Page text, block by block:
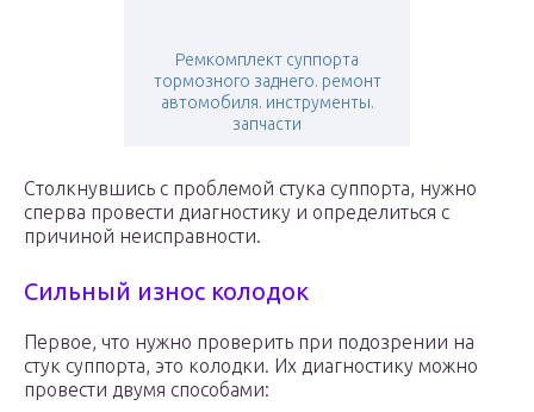
Ремкомплект суппорта
тормозного заднего. ремонт
автомобиля. инструменты.
запчасти
Столкнувшись с проблемой стука суппорта, нужно
сперва провести диагностику и определиться с
причиной неисправности.
Сильный износ колодок
Первое, что нужно проверить при подозрении на
стук суппорта, это колодки. Их диагностику можно
провести двумя способами: